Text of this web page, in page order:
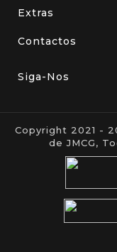
Extras
Contactos
Siga-Nos
Copyright 2021 -
de JMCG,